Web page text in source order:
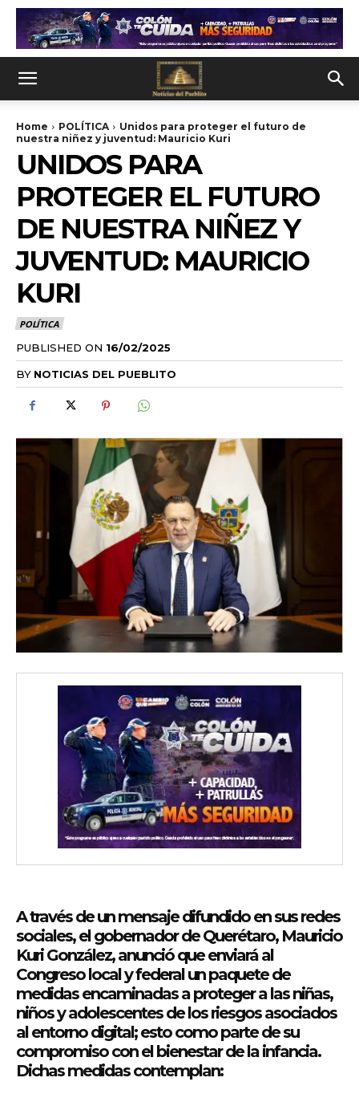
Home POLÍTICA
Unidos para proteger el futuro de
nuestra niñez y juventud: Mauricio Kuri
UNIDOS PARA
PROTEGER EL FUTURO
DE NUESTRA NIÑEZ Y
JUVENTUD: MAURICIO
KURI
POLÍTICA
PUBLISHED ON 16/02/2025
BY NOTICIAS DEL PUEBLITO
A través de un mensaje difundido en sus redes
sociales, el gobernador de Querétaro, Mauricio
Kuri González, anunció que enviará al
Congreso local y federal un paquete de
medidas encaminadas a proteger a las niñas,
niños y adolescentes de los riesgos asociados
al entorno digital; esto como parte de su
compromiso con el bienestar de la infancia.
Dichas medidas contemplan: